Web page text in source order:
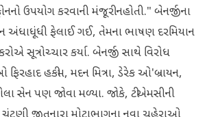
ઉપયોગ કરવાની મંજૂરી નહોતી." બેનર્જીના
અંધાધૂંધી ફેલાઈ ગઈ, તેમના ભાષણ દરમિયાન
સૂત્રોચ્ચાર કર્યા. બેનર્જી સાથે વિરોધ
ફિરહાદ હકીમ, મદન મિત્રા, ડેરેક ઓ'બ્રાયન,
સેન પણ જોવા મળ્યા. જોકે, ટીએમસીની